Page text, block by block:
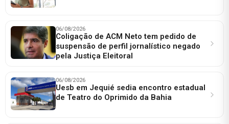
06/08/2026
Coligação de ACM Neto tem pedido de
suspensão de perfil jornalístico negado
pela Justiça Eleitoral
06/08/2026
Uesb em Jequié sedia encontro estadual
de Teatro do Oprimido da Bahia